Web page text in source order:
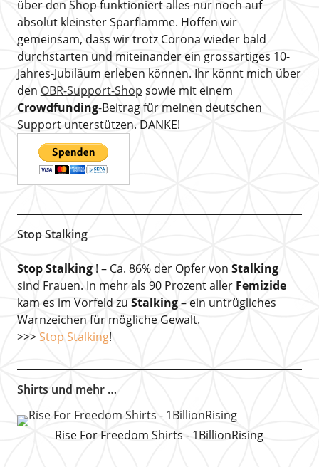
über den Shop funktioniert alles nur noch auf
absolut kleinster Sparflamme. Hoffen wir
gemeinsam, dass wir trotz Corona wieder bald
durchstarten und miteinander ein grossartiges 10-
Jahres-Jubiläum erleben können. Ihr könnt mich über
den OBR-Support-Shop sowie mit einem
Crowdfunding-Beitrag für meinen deutschen
Support unterstützen. DANKE!
Stop Stalking
Stop Stalking! – Ca. 86% der Opfer von Stalking
sind Frauen. In mehr als 90 Prozent aller Femizide
kam es im Vorfeld zu Stalking– ein untrügliches
Warnzeichen für mögliche Gewalt.
>>> Stop Stalking!
Shirts und mehr …
Rise For Freedom Shirts - 1BillionRising